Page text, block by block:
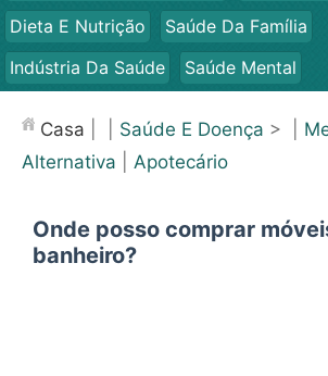
Dieta E Nutrição
Saúde Da Família
Indústria Da Saúde
Saúde Mental
Saúde
Casa Saúde E Doença > |
Alternativa
Apotecário
Onde posso comprar
banheiro?